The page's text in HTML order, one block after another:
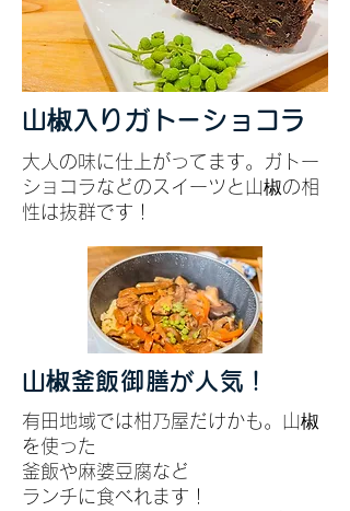
​山椒入りガトーショコラ
​大人の味に仕上がってます。ガトー
ショコラなどのスイーツと山椒の相
性は抜群です！
​山椒釜飯御膳が人気！
有田地域では柑乃屋だけかも。山椒
を使った
釜飯や麻婆豆腐など
ランチに食べれます！